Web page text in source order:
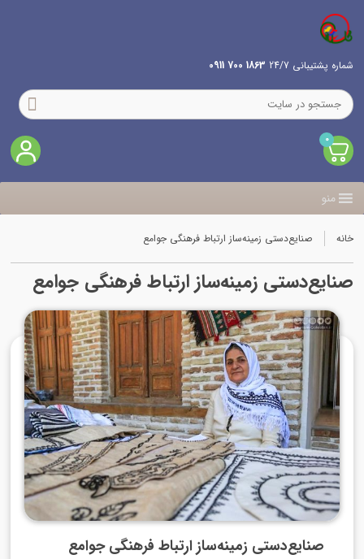
شماره پشتیبانی 24/7 1863 700 0911
0
منو
خانه صنایع‌دستی زمینه‌ساز ارتباط فرهنگی جوامع
صنایع‌دستی زمینه‌ساز ارتباط فرهنگی جوامع
صنایع‌دستی زمینه‌ساز ارتباط فرهنگی جوامع